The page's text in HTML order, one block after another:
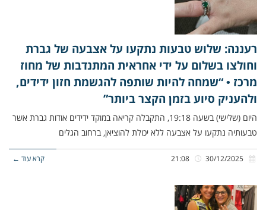
רעננה: שלוש טבעות נתקעו על אצבעה של גברת
וחולצו בשלום על ידי אחראית המתנדבות של מחוז
מרכז • “שמחה להיות שותפה להגשמת חזון ידידים,
ולהעניק סיוע בזמן הקצר ביותר”
היום (שלישי) בשעה 19:18, התקבלה קריאה במוקד ידידים אודות גברת אשר
טבעותיה נתקעו על אצבעה ללא יכולת להוציאן, ברחוב הגלים
קרא עוד ←